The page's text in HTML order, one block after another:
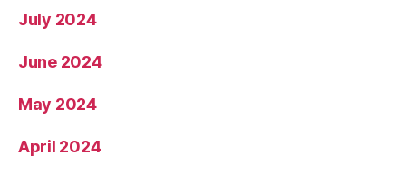
July 2024
June 2024
May 2024
April 2024